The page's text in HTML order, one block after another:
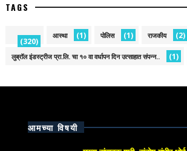
TAGS
(320)
आस्था (1) पोलिस (1) राजकीय (2)
लुब्रॉल इंडस्ट्रीज प्रा.लि. चा १० वा वर्धापन दिन उत्साहात संपन्न.. (1)
आमच्या विषयी